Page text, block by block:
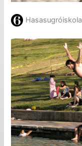
Hasasugróiskola